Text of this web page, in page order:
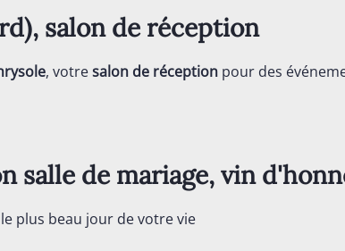
salon de réception
, votresalon de réception pour des
salle de mariage, vin
plus beau jour de votre vie